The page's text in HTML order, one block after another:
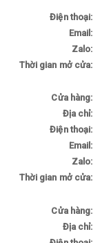
Điện thoại:
Email:
Zalo:
Thời gian mở cửa:
Cửa hàng:
Địa chỉ:
Điện thoại:
Email:
Zalo:
Thời gian mở cửa:
Cửa hàng:
Địa chỉ: